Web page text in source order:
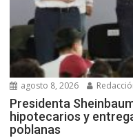
agosto 8, 2026
Presidenta
hipotecarios y
poblanas